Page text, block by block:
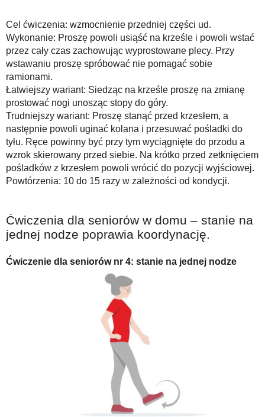
Cel ćwiczenia: wzmocnienie przedniej części ud.
Wykonanie: Proszę powoli usiąść na krześle i powoli wstać
przez cały czas zachowując wyprostowane plecy. Przy
wstawaniu proszę spróbować nie pomagać sobie
ramionami.
Łatwiejszy wariant: Siedząc na krześle proszę na zmianę
prostować nogi unosząc stopy do góry.
Trudniejszy wariant: Proszę stanąć przed krzesłem, a
następnie powoli uginać kolana i przesuwać pośladki do
tyłu. Ręce powinny być przy tym wyciągnięte do przodu a
wzrok skierowany przed siebie. Na krótko przed zetknięciem
pośladków z krzesłem powoli wrócić do pozycji wyjściowej.
Powtórzenia: 10 do 15 razy w zależności od kondycji.
Ćwiczenia dla seniorów w domu – stanie na
jednej nodze poprawia koordynację.
Ćwiczenie dla seniorów nr 4: stanie na jednej nodze